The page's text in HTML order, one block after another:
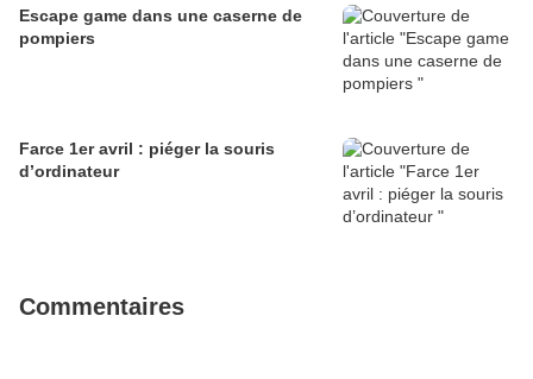
Escape game dans une caserne de
pompiers
Farce 1er avril : piéger la souris
d’ordinateur
Commentaires